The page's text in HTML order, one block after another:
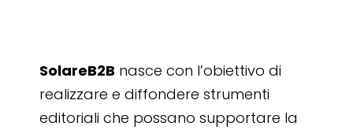
SolareB2B nasce con l’obiettivo di
realizzare e diffondere strumenti
editoriali che possano supportare la